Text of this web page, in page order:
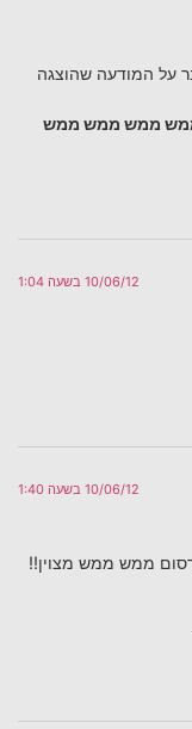
על המודעה שהוצגה
ממש ממש ממש
10/06/12 בשעה 1:04
10/06/12 בשעה 1:40
ממש ממש מצוין!!